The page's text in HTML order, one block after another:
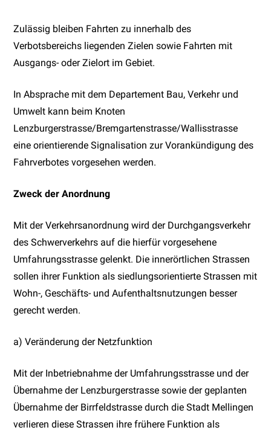
Zulässig bleiben Fahrten zu innerhalb des
Verbotsbereichs liegenden Zielen sowie Fahrten mit
Ausgangs- oder Zielort im Gebiet.
In Absprache mit dem Departement Bau, Verkehr und
Umwelt kann beim Knoten
Lenzburgerstrasse/Bremgartenstrasse/Wallisstrasse
eine orientierende Signalisation zur Vorankündigung des
Fahrverbotes vorgesehen werden.
Zweck der Anordnung
Mit der Verkehrsanordnung wird der Durchgangsverkehr
des Schwerverkehrs auf die hierfür vorgesehene
Umfahrungsstrasse gelenkt. Die innerörtlichen Strassen
sollen ihrer Funktion als siedlungsorientierte Strassen mit
Wohn-, Geschäfts- und Aufenthaltsnutzungen besser
gerecht werden.
a) Veränderung der Netzfunktion
Mit der Inbetriebnahme der Umfahrungsstrasse und der
Übernahme der Lenzburgerstrasse sowie der geplanten
Übernahme der Birrfeldstrasse durch die Stadt Mellingen
verlieren diese Strassen ihre frühere Funktion als